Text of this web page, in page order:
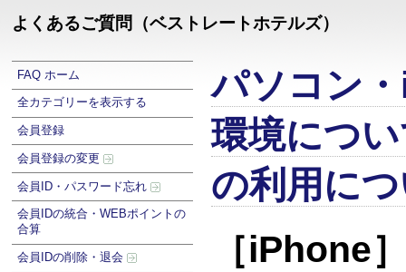
よくあるご質問（ベストレートホテルズ）
FAQ ホーム
全カテゴリーを表示する
会員登録
会員登録の変更
会員ID・パスワード忘れ
会員IDの統合・WEBポイントの
合算
会員IDの削除・退会
パソコン
環境につ
の利用に
［iPhone